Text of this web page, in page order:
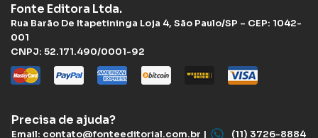
Fonte Editora Ltda.
Rua Barão De Itapetininga Loja 4, São Paulo/SP – CEP: 1042-
001
CNPJ: 52.171.490/0001-92
Precisa de ajuda?
Email: contato@fonteeditorial.com.br | (11) 3726-8884